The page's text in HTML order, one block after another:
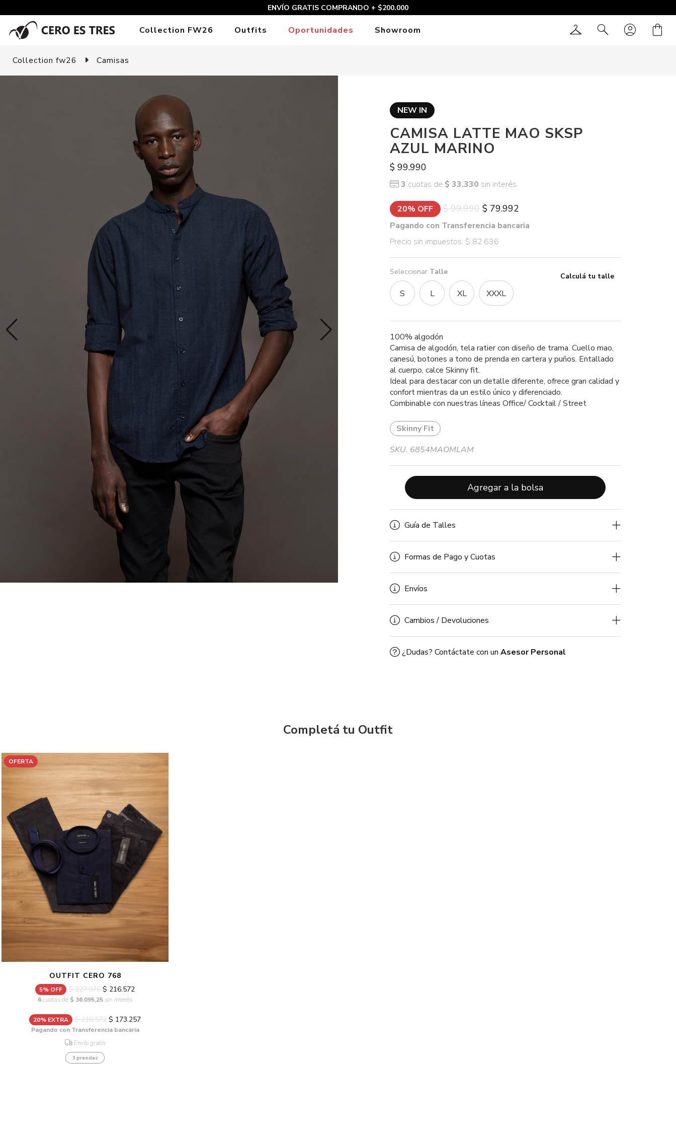
ENVÍO GRATIS COMPRANDO + $200.000
Collection FW26 Outfits Oportunidades Showroom checkroom search account_circle shopping_bag
Collection fw26 Camisas
NEW IN
CAMISA LATTE MAO SKSP
AZUL MARINO
$ 99.990
3 cuotas de $ 33.330 sin interés
20% OFF $ 99.990 $ 79.992
Pagando con Transferencia bancaria
Precio sin impuestos: $ 82.636
Calculá tu talle
Seleccionar Talle
S L XL XXXL
100% algodón
Camisa de algodón, tela ratier con diseño de trama. Cuello mao,
canesú, botones a tono de prenda en cartera y puños. Entallado
al cuerpo, calce Skinny fit.
Ideal para destacar con un detalle diferente, ofrece gran calidad y
confort mientras da un estilo único y diferenciado.
Combinable con nuestras líneas Office/ Cocktail / Street
Skinny Fit
SKU. 6854MAOMLAM
Agregar a la bolsa
Guía de Talles
Formas de Pago y Cuotas
Envíos
Cambios / Devoluciones
¿Dudas? Contáctate con un Asesor Personal
Completá tu Outfit
OFERTA
OUTFIT CERO 768
5% OFF $ 227.970 $ 216.572
6cuotas de $ 36.095,25 sin interés
20% EXTRA $ 216.572 $ 173.257
Pagando con Transferencia bancaria
Envío gratis
3 prendas